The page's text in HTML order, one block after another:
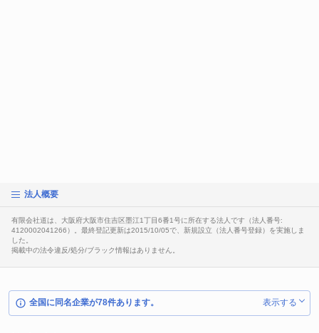
法人概要
有限会社道は、大阪府大阪市住吉区墨江1丁目6番1号に所在する法人です（法人番号:
4120002041266）。最終登記更新は2015/10/05で、新規設立（法人番号登録）を実施しま
した。
掲載中の法令違反/処分/ブラック情報はありません。
全国に同名企業が78件あります。 表示する